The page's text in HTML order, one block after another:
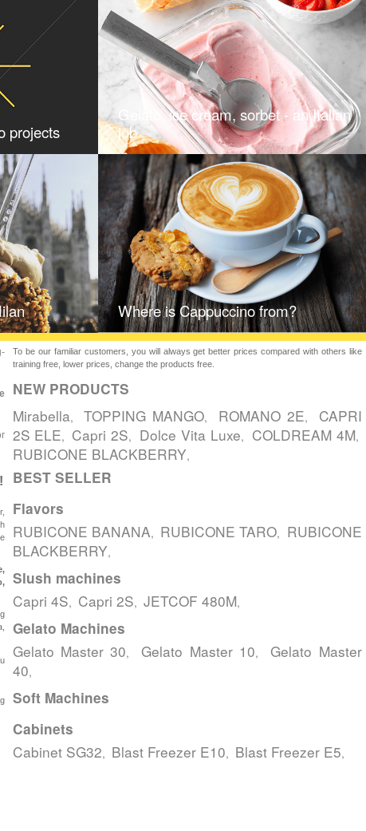
projects
Gelato, ice cream, sorbet - an Italian
job
Where is Cappuccino from?
To be our familiar customers, you will always get better prices compared with others like
training free, lower prices, change the products free.
NEW PRODUCTS
Mirabella, TOPPING MANGO, ROMANO 2E, CAPRI
2S ELE, Capri 2S, Dolce Vita Luxe, COLDREAM 4M,
RUBICONE BLACKBERRY,
BEST SELLER
Flavors
RUBICONE BANANA, RUBICONE TARO, RUBICONE
BLACKBERRY,
Slush machines
Capri 4S, Capri 2S, JETCOF 480M,
Gelato Machines
Gelato Master 30, Gelato Master 10, Gelato Master
40,
Soft Machines
Cabinets
Cabinet SG32, Blast Freezer E10, Blast Freezer E5,